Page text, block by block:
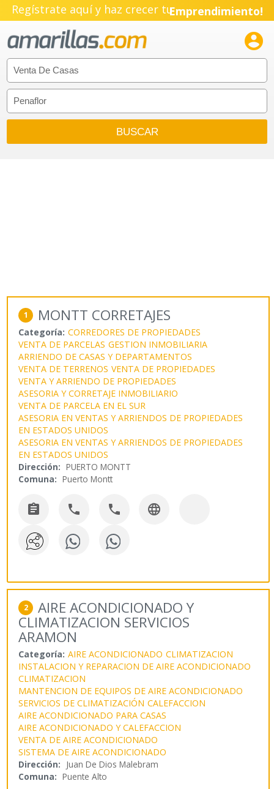
Regístrate aquí y haz crecer tuEmprendimiento!

1 MONTT CORRETAJES
Categoría: CORREDORES DE PROPIEDADES
VENTA DE PARCELAS GESTION INMOBILIARIA
ARRIENDO DE CASAS Y DEPARTAMENTOS
VENTA DE TERRENOS VENTA DE PROPIEDADES
VENTA Y ARRIENDO DE PROPIEDADES
ASESORIA Y CORRETAJE INMOBILIARIO
VENTA DE PARCELA EN EL SUR
ASESORIA EN VENTAS Y ARRIENDOS DE PROPIEDADES
EN ESTADOS UNIDOS
ASESORIA EN VENTAS Y ARRIENDOS DE PROPIEDADES
EN ESTADOS UNIDOS
Dirección: PUERTO MONTT
Comuna: Puerto Montt
   
2 AIRE ACONDICIONADO Y
CLIMATIZACION SERVICIOS
ARAMON
Categoría: AIRE ACONDICIONADO CLIMATIZACION
INSTALACION Y REPARACION DE AIRE ACONDICIONADO
CLIMATIZACION
MANTENCION DE EQUIPOS DE AIRE ACONDICIONADO
SERVICIOS DE CLIMATIZACIÓN CALEFACCION
AIRE ACONDICIONADO PARA CASAS
AIRE ACONDICIONADO Y CALEFACCION
VENTA DE AIRE ACONDICIONADO
SISTEMA DE AIRE ACONDICIONADO
Dirección: Juan De Dios Malebram
Comuna: Puente Alto